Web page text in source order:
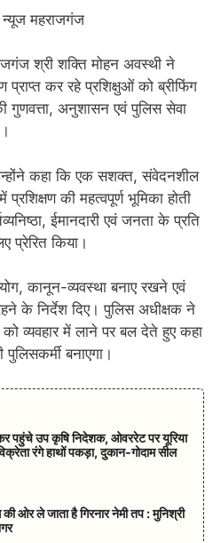
महराजगंज
श्री शक्ति मोहन अवस्थी ने
प्राप्त कर रहे प्रशिक्षुओं को ब्रीफिंग
गुणवत्ता, अनुशासन एवं पुलिस सेवा
कहा कि एक सशक्त, संवेदनशील
की महत्वपूर्ण भूमिका होती
ईमानदारी एवं जनता के प्रति
प्रेरित किया।
कानून-व्यवस्था बनाए रखने एवं
के निर्देश दिए। पुलिस अधीक्षक ने
को व्यवहार में लाने पर बल देते हुए कहा
बनाएगा।
पहुंचे उप कृषि निदेशक, ओवररेट पर यूरिया
रंगे हाथों पकड़ा, दुकान-गोदाम सील
की ओर ले जाता है गिरनार नेमी तप : मुनिश्री